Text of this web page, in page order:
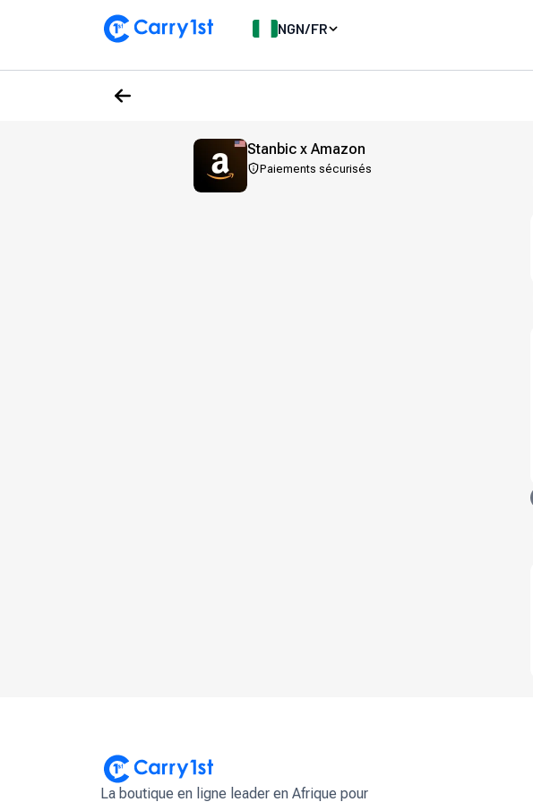
NGN/FR
Stanbic x Amazon
Paiements sécurisés
La boutique en ligne leader en Afrique pour